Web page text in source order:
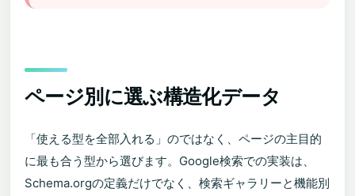
ページ別に選ぶ構造化データ
「使える型を全部入れる」のではなく、ページの主目的
に最も合う型から選びます。Google検索での実装は、
Schema.orgの定義だけでなく、検索ギャラリーと機能別